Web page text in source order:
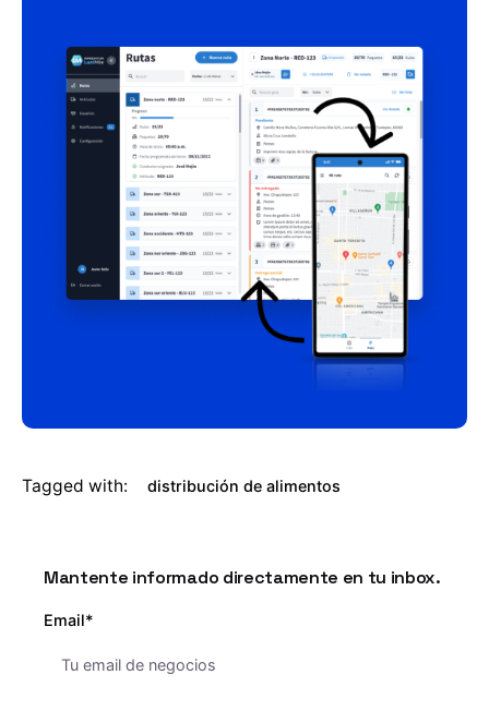
Tagged with: distribución de alimentos
Mantente informado directamente en tu inbox.
Email*